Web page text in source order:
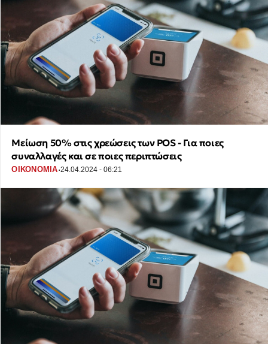
Μείωση 50% στις χρεώσεις των POS - Για ποιες
συναλλαγές και σε ποιες περιπτώσεις
ΟΙΚΟΝΟΜΙΑ·24.04.2024 - 06:21